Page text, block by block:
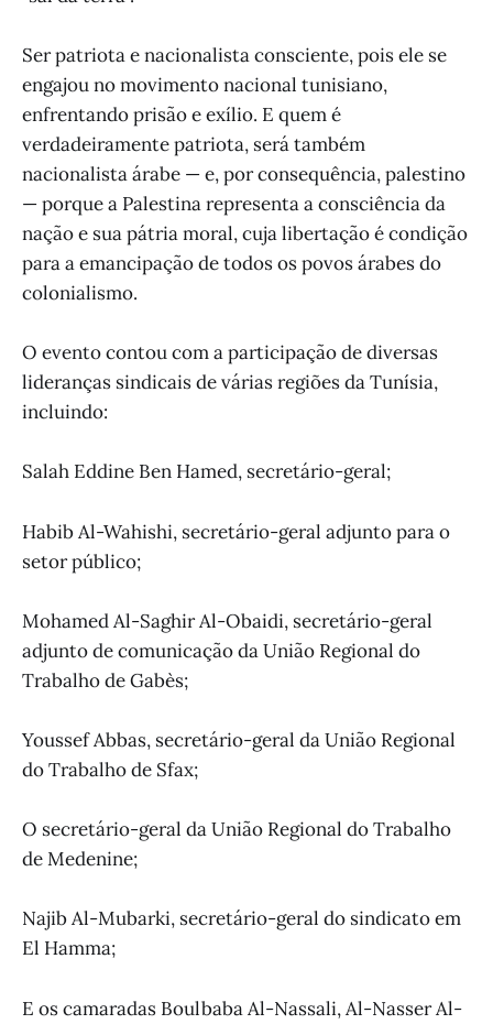
Ser patriota e nacionalista consciente, pois ele se
engajou no movimento nacional tunisiano,
enfrentando prisão e exílio. E quem é
verdadeiramente patriota, será também
nacionalista árabe — e, por consequência, palestino
— porque a Palestina representa a consciência da
nação e sua pátria moral, cuja libertação é condição
para a emancipação de todos os povos árabes do
colonialismo.
O evento contou com a participação de diversas
lideranças sindicais de várias regiões da Tunísia,
incluindo:
Salah Eddine Ben Hamed, secretário-geral;
Habib Al-Wahishi, secretário-geral adjunto para o
setor público;
Mohamed Al-Saghir Al-Obaidi, secretário-geral
adjunto de comunicação da União Regional do
Trabalho de Gabès;
Youssef Abbas, secretário-geral da União Regional
do Trabalho de Sfax;
O secretário-geral da União Regional do Trabalho
de Medenine;
Najib Al-Mubarki, secretário-geral do sindicato em
El Hamma;
E os camaradas Boulbaba Al-Nassali, Al-Nasser Al-